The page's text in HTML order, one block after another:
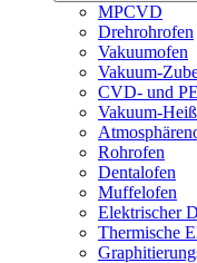
MPCVD
Drehrohrofen
Vakuumofen
Vakuum-
CVD- und
Vakuum-
Rohrofen
Dentalofen
Muffelofen
Elektrischer
Thermische